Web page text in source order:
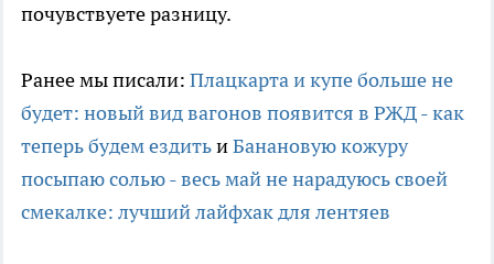
почувствуете разницу.
Ранее мы писали: Плацкарта и купе больше не
будет: новый вид вагонов появится в РЖД - как
теперь будем ездитьиБанановую кожуру
посыпаю солью - весь май не нарадуюсь своей
смекалке: лучший лайфхак для лентяев